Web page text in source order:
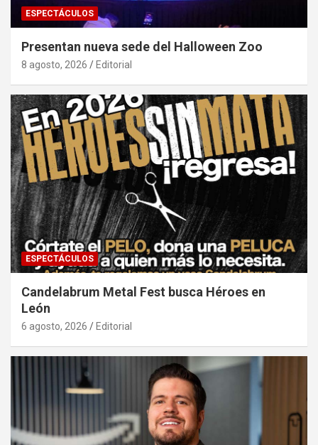
ESPECTÁCULOS
Presentan nueva sede del Halloween Zoo
8 agosto, 2026 Editorial
ESPECTÁCULOS
Candelabrum Metal Fest busca Héroes en
León
6 agosto, 2026 Editorial